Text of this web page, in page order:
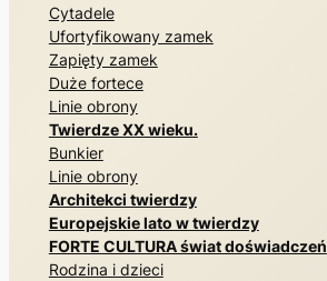
Cytadele
Ufortyfikowany zamek
Zapięty zamek
Duże fortece
Linie obrony
Twierdze XX wieku.
Bunkier
Linie obrony
Architekci twierdzy
Europejskie lato w twierdzy
FORTE CULTURA świat doświadczeń
Rodzina i dzieci